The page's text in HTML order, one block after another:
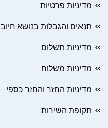
מדיניות פרטיות
תנאים והגבלות בנושא חיוב
מדיניות תשלום
מדיניות משלוח
מדיניות החזר והחזר כספי
תקופת השירות